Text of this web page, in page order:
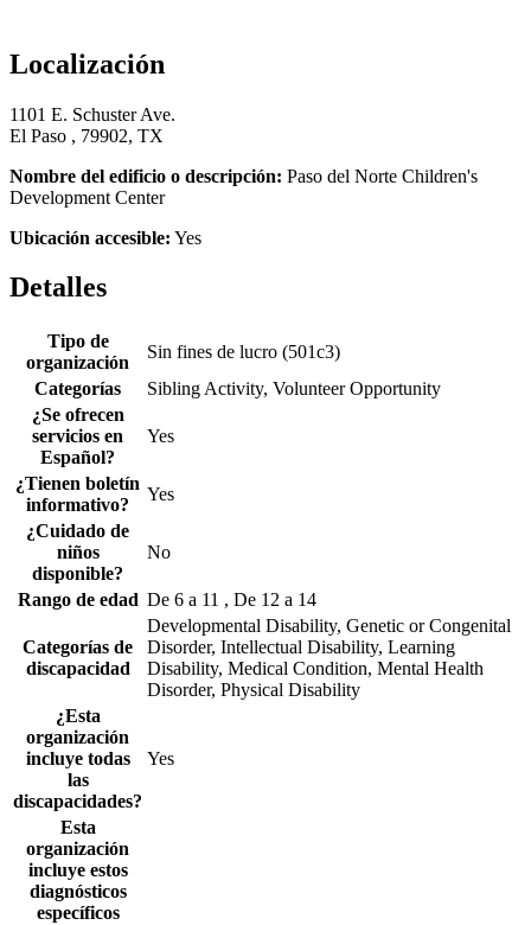
Localización
1101 E. Schuster Ave.
El Paso , 79902, TX
Nombre del edificio o descripción: Paso del Norte Children's
Development Center
Ubicación accesible: Yes
Detalles
Tipo de
organización
Sin fines de lucro (501c3)
Categorías
Sibling Activity, Volunteer Opportunity
¿Se ofrecen
servicios en
Español?
Yes
¿Tienen boletín
informativo?
Yes
¿Cuidado de
niños
disponible?
No
Rango de edad De 6 a 11 , De 12 a 14
Categorías de
discapacidad
Developmental Disability, Genetic or Congenital
Disorder, Intellectual Disability, Learning
Disability, Medical Condition, Mental Health
Disorder, Physical Disability
¿Esta
organización
incluye todas
las
discapacidades?
Yes
Esta
organización
incluye estos
diagnósticos
específicos